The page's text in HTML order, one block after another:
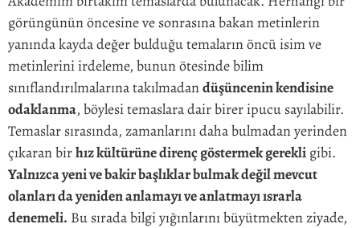
görüngünün öncesine ve sonrasına bakan metinlerin
yanında kayda değer bulduğu temaların öncü isim ve
metinlerini irdeleme, bunun ötesinde bilim
sınıflandırılmalarına takılmadandüşüncenin kendisine
odaklanma, böylesi temaslara dair birer ipucu sayılabilir.
Temaslar sırasında, zamanlarını daha bulmadan yerinden
çıkaran birhız kültürüne direnç göstermek gerekli gibi.
Yalnızca yeni ve bakir başlıklar bulmak değil mevcut
olanları da yeniden anlamayı ve anlatmayı ısrarla
denemeli. Bu sırada bilgi yığınlarını büyütmekten ziyade,